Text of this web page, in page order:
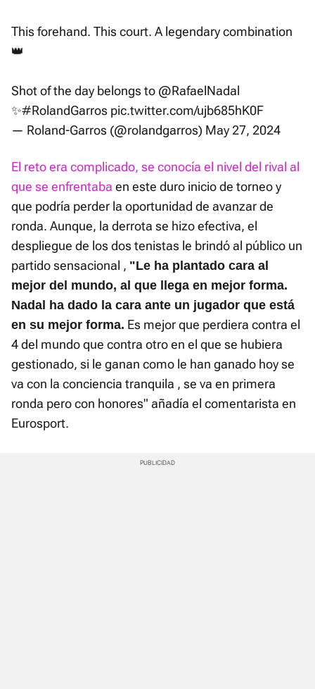
This forehand. This court. A legendary combination
👑
Shot of the day belongs to @RafaelNadal
✨#RolandGarros pic.twitter.com/ujb685hK0F
— Roland-Garros (@rolandgarros) May 27, 2024
El reto era complicado, se conocía el nivel del rival al
que se enfrentaba en este duro inicio de torneo y
que podría perder la oportunidad de avanzar de
ronda. Aunque, la derrota se hizo efectiva, el
despliegue de los dos tenistas le brindó al público un
partido sensacional , "Le ha plantado cara al
mejor del mundo, al que llega en mejor forma.
Nadal ha dado la cara ante un jugador que está
en su mejor forma. Es mejor que perdiera contra el
4 del mundo que contra otro en el que se hubiera
gestionado, si le ganan como le han ganado hoy se
va con la conciencia tranquila , se va en primera
ronda pero con honores" añadía el comentarista en
Eurosport.